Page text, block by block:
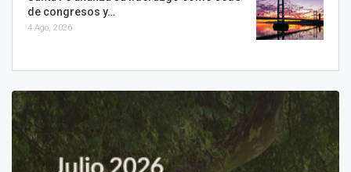
de congresos y…
4 Ago, 2026